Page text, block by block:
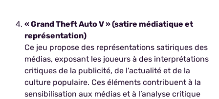
« Grand Theft Auto V » (satire médiatique et
représentation)
Ce jeu propose des représentations satiriques des
médias, exposant les joueurs à des interprétations
critiques de la publicité, de l’actualité et de la
culture populaire. Ces éléments contribuent à la
sensibilisation aux médias et à l’analyse critique